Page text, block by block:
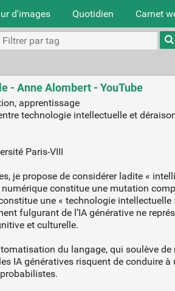
d'images Quotidien Carnet
- Anne Alombert - YouTube
apprentissage
technologie intellectuelle et
Paris-VIII
je propose de considérer ladite «
constitue une mutation
une « technologie
fulgurant de l’IA générative ne
et culturelle.
du langage, qui soulève
IA génératives risquent de conduire